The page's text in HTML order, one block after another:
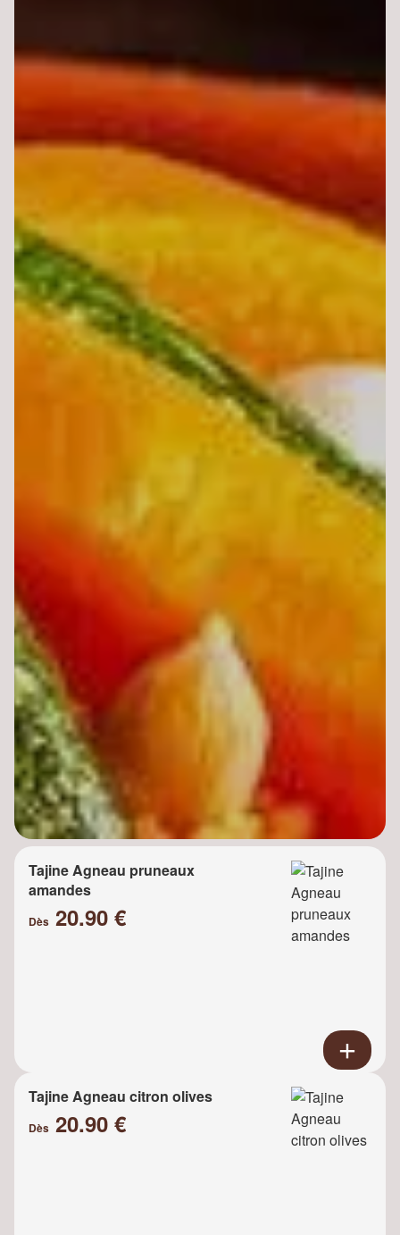
Tajine Agneau pruneaux
amandes
Dès 20.90 €
Tajine Agneau citron olives
Dès 20.90 €